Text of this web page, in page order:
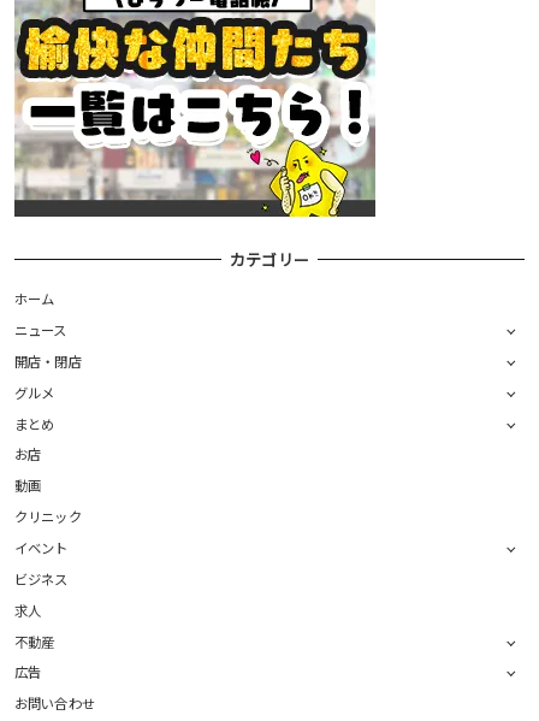
カテゴリー
ホーム
ニュース
開店・閉店
グルメ
まとめ
お店
動画
クリニック
イベント
ビジネス
求人
不動産
広告
お問い合わせ